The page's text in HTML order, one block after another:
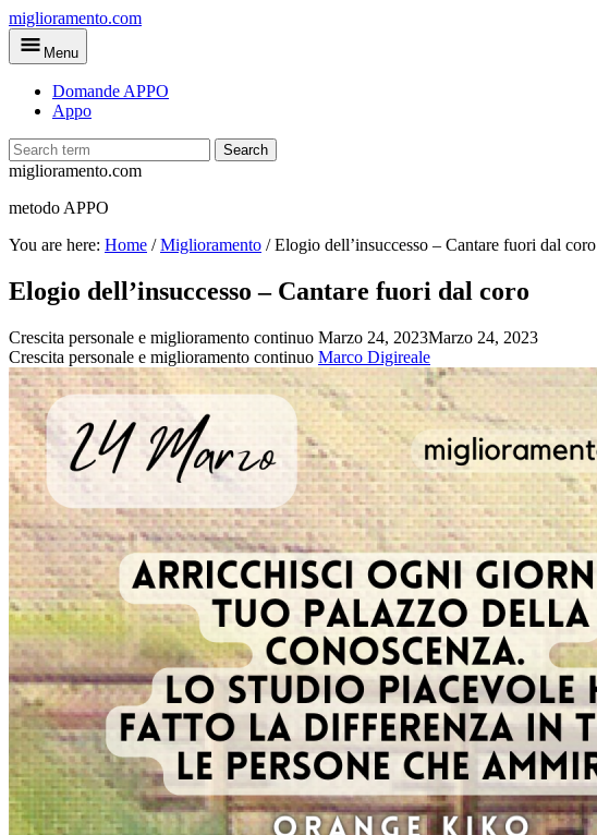
Skip
to
main
miglioramento.com
Menu
Domande APPO
Appo
Search
miglioramento.com
metodo APPO
You are here: Home /Miglioramento /Elogio dell’insuccesso – Cantare fuori dal coro
Elogio dell’insuccesso – Cantare fuori dal coro
Crescita personale e miglioramento continuo Marzo 24, 2023Marzo 24, 2023
Crescita personale e miglioramento continuo Marco Digireale